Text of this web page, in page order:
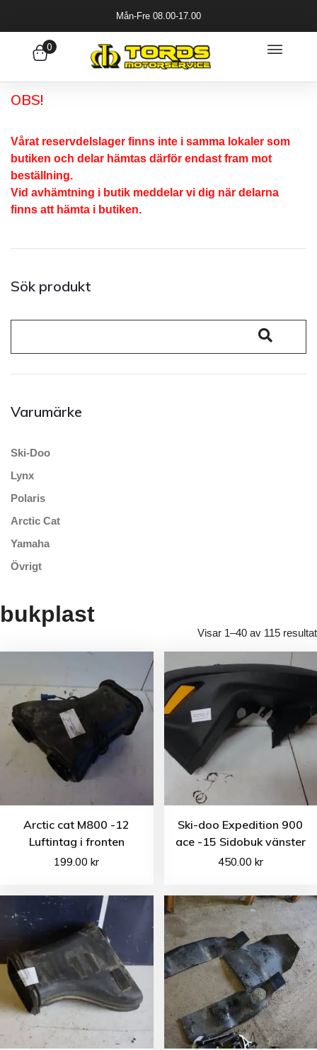
Mån-Fre 08.00-17.00
0
OBS!
Vårat reservdelslager finns inte i samma lokaler som
butiken och delar hämtas därför endast fram mot
beställning.
Vid avhämtning i butik meddelar vi dig när delarna
finns att hämta i butiken.
Sök produkt
Varumärke
Ski-Doo
Lynx
Polaris
Arctic Cat
Yamaha
Övrigt
bukplast
Visar 1–40 av 115 resultat
Arctic cat M800 -12
Luftintag i fronten
199.00kr
Ski-doo Expedition 900
ace -15 Sidobuk vänster
450.00 kr